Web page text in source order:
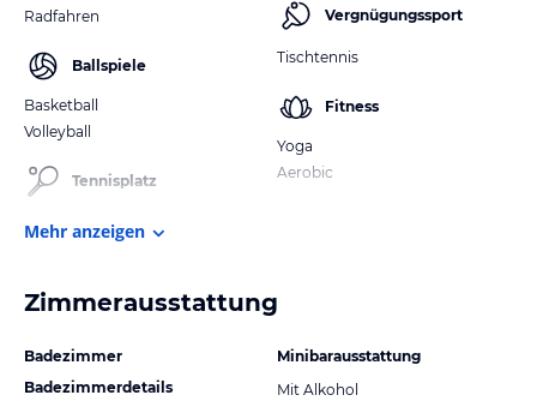
Radfahren
Ballspiele
Basketball
Volleyball
Tennisplatz
Vergnügungssport
Tischtennis
Fitness
Yoga
Aerobic
Mehr anzeigen
Zimmerausstattung
Badezimmer
Badezimmerdetails
Minibarausstattung
Mit Alkohol